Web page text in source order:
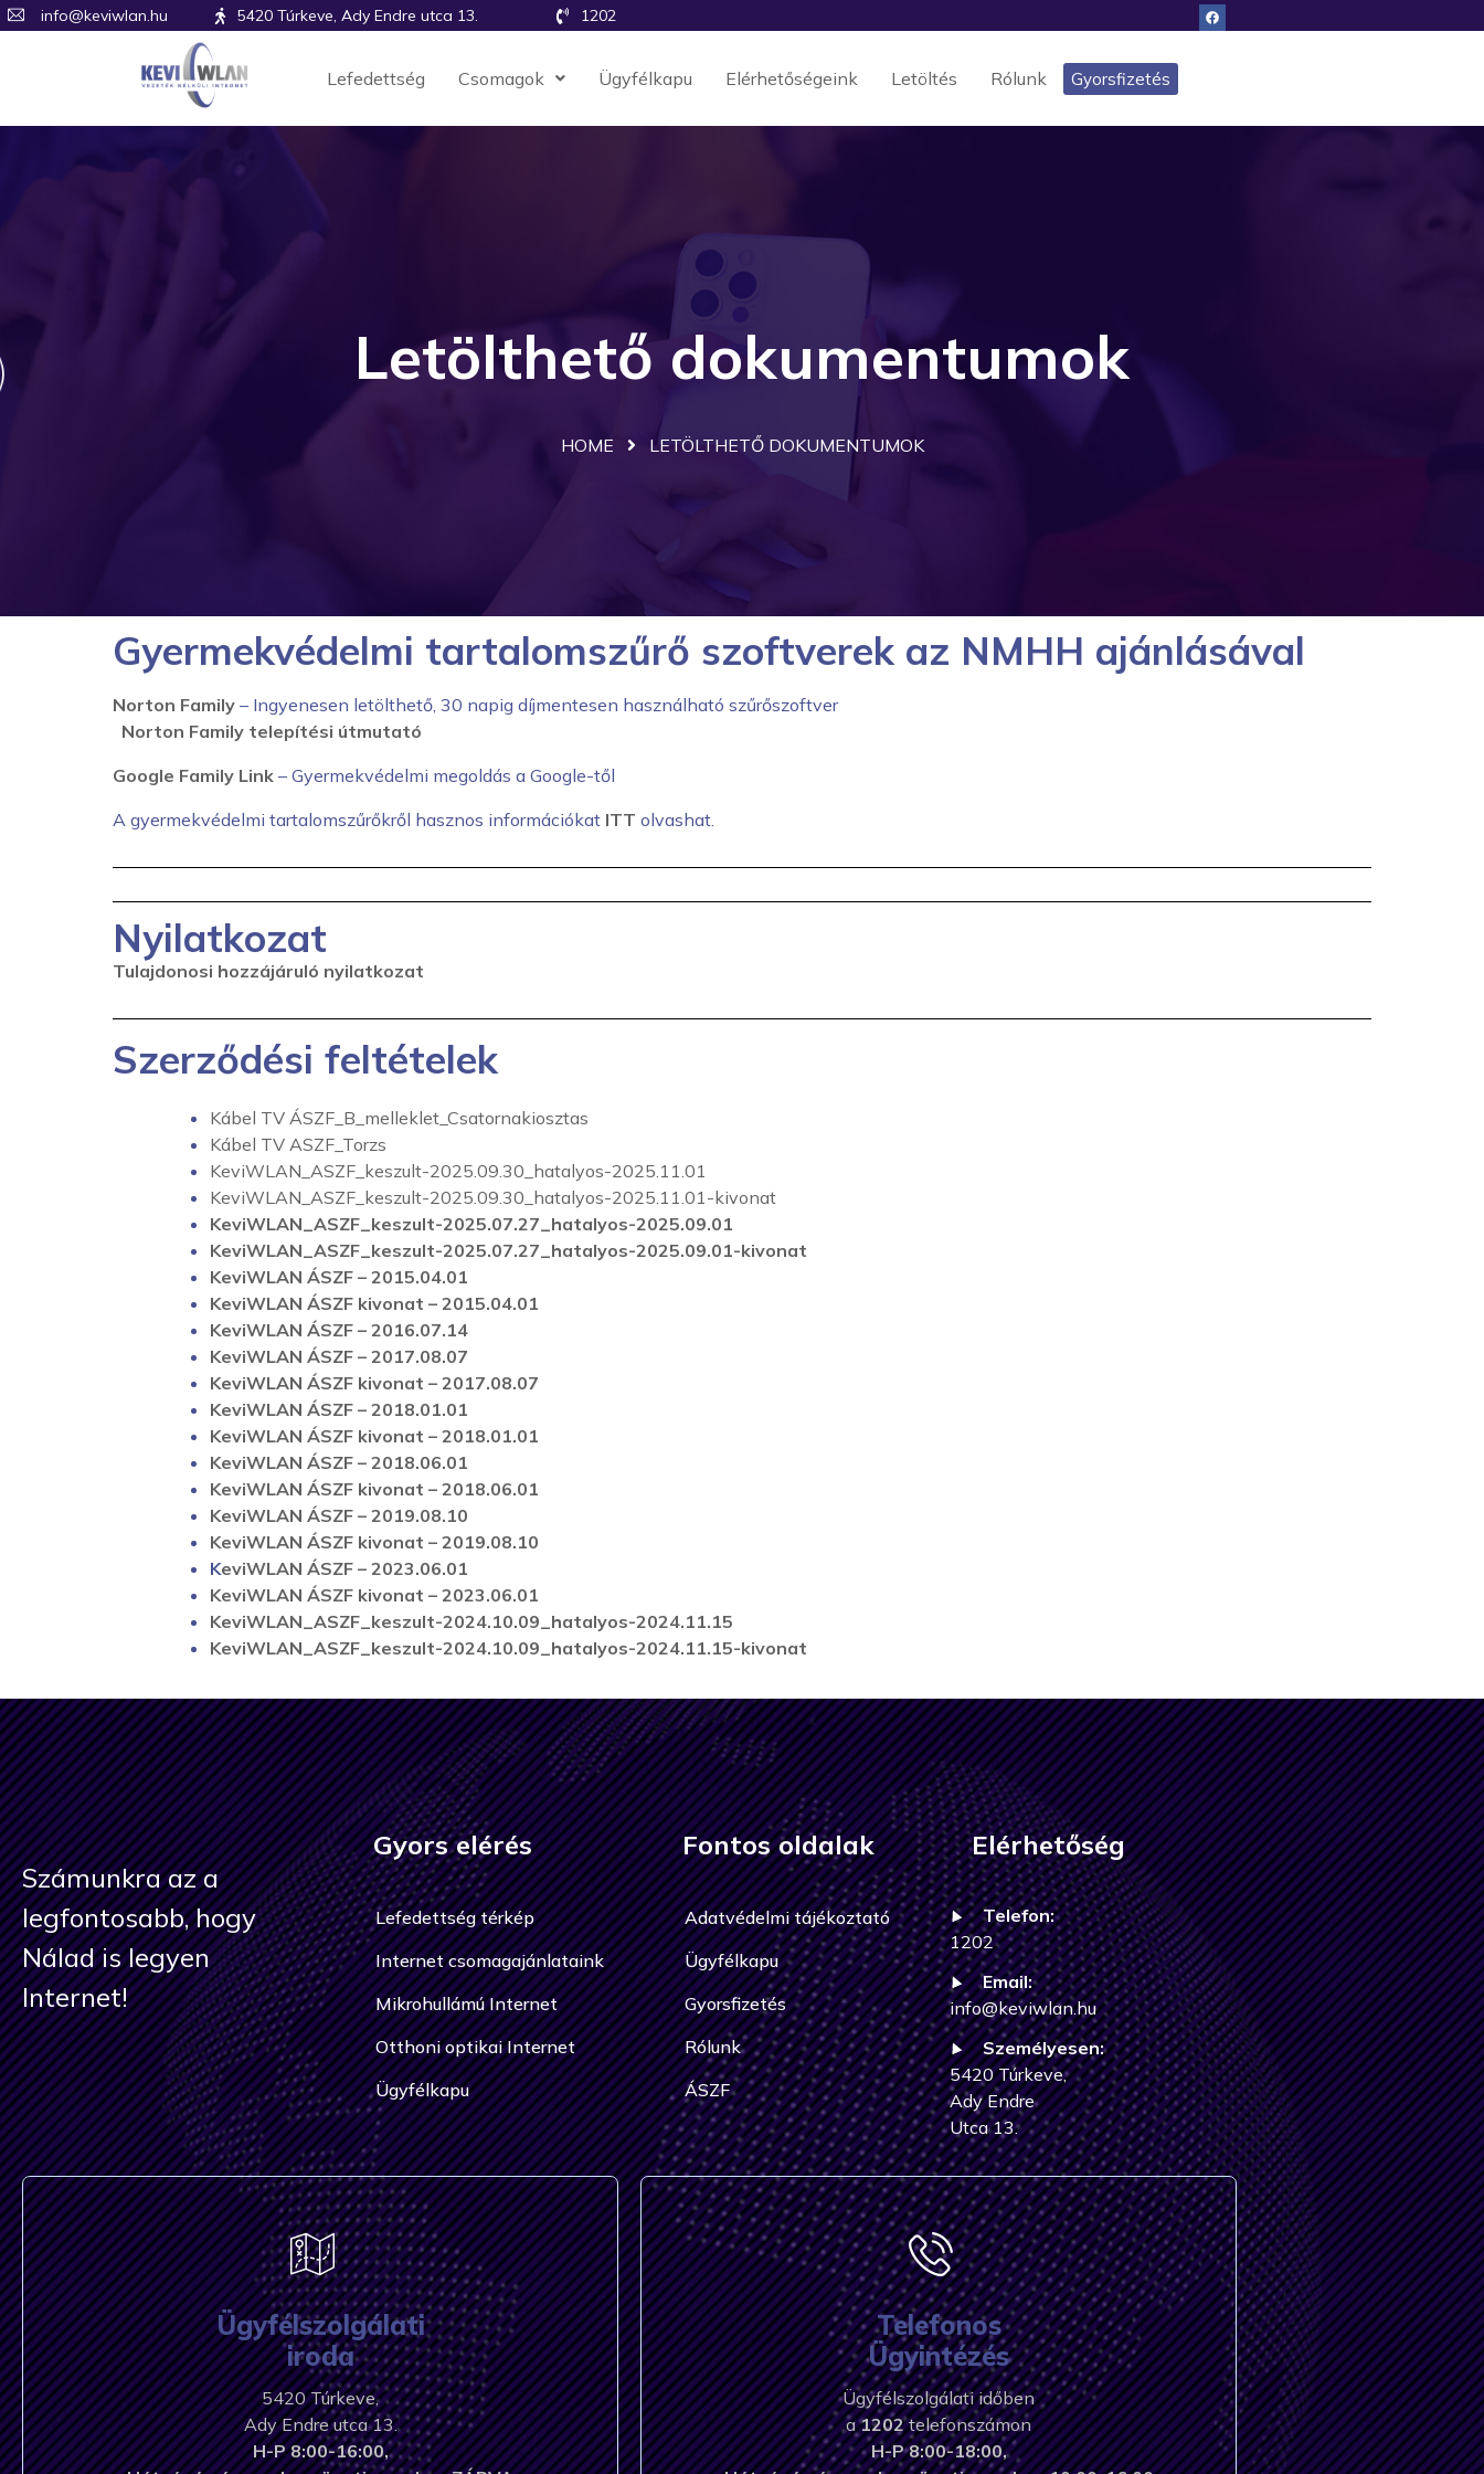
info@keviwlan.hu 5420 Túrkeve, Ady Endre utca 13. 1202
Lefedettség Csomagok Ügyfélkapu Elérhetőségeink Letöltés Rólunk Gyorsfizetés
Letölthető dokumentumok
HOME LETÖLTHETŐ DOKUMENTUMOK
Gyermekvédelmi tartalomszűrő szoftverek az NMHH ajánlásával
Norton Family – Ingyenesen letölthető, 30 napig díjmentesen használható szűrőszoftver
Norton Family telepítési útmutató
Google Family Link – Gyermekvédelmi megoldás a Google-től
A gyermekvédelmi tartalomszűrőkről hasznos információkat ITT olvashat.
Nyilatkozat
Tulajdonosi hozzájáruló nyilatkozat
Szerződési feltételek
Kábel TV ÁSZF_B_melleklet_Csatornakiosztas
Kábel TV ASZF_Torzs
KeviWLAN_ASZF_keszult-2025.09.30_hatalyos-2025.11.01
KeviWLAN_ASZF_keszult-2025.09.30_hatalyos-2025.11.01-kivonat
KeviWLAN_ASZF_keszult-2025.07.27_hatalyos-2025.09.01
KeviWLAN_ASZF_keszult-2025.07.27_hatalyos-2025.09.01-kivonat
KeviWLAN ÁSZF – 2015.04.01
KeviWLAN ÁSZF kivonat – 2015.04.01
KeviWLAN ÁSZF – 2016.07.14
KeviWLAN ÁSZF – 2017.08.07
KeviWLAN ÁSZF kivonat – 2017.08.07
KeviWLAN ÁSZF – 2018.01.01
KeviWLAN ÁSZF kivonat – 2018.01.01
KeviWLAN ÁSZF – 2018.06.01
KeviWLAN ÁSZF kivonat – 2018.06.01
KeviWLAN ÁSZF – 2019.08.10
KeviWLAN ÁSZF kivonat – 2019.08.10
KeviWLAN ÁSZF – 2023.06.01
KeviWLAN ÁSZF kivonat – 2023.06.01
KeviWLAN_ASZF_keszult-2024.10.09_hatalyos-2024.11.15
KeviWLAN_ASZF_keszult-2024.10.09_hatalyos-2024.11.15-kivonat
Számunkra az a
legfontosabb, hogy
Nálad is legyen
Internet!
Gyors elérés
Lefedettség térkép
Internet csomagajánlataink
Mikrohullámú Internet
Otthoni optikai Internet
Ügyfélkapu
Fontos oldalak
Adatvédelmi tájékoztató
Ügyfélkapu
Gyorsfizetés
Rólunk
ÁSZF
Elérhetőség
Telefon:
1202
Email:
info@keviwlan.hu
Személyesen:
5420 Túrkeve,
Ady Endre
Utca 13.
Ügyfélszolgálati
iroda
5420 Túrkeve,
Ady Endre utca 13.
H-P 8:00-16:00,
Telefonos
Ügyintézés
Ügyfélszolgálati időben
a1202telefonszámon
H-P 8:00-18:00,